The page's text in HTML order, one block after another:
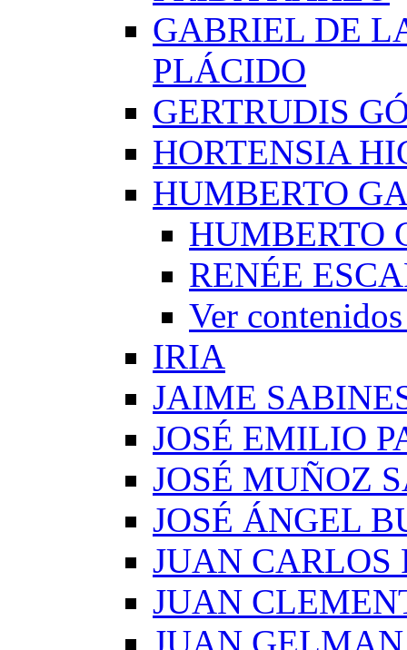
GABRIEL DE
PLÁCIDO
GERTRUDIS
HORTENSIA
HUMBERTO
HUMBERTO
RENÉE
Ver
IRIA
JAIME
JOSÉ EMILIO
JOSÉ MUÑOZ
JOSÉ ÁNGEL
JUAN CARLOS
JUAN
JUAN GELMAN